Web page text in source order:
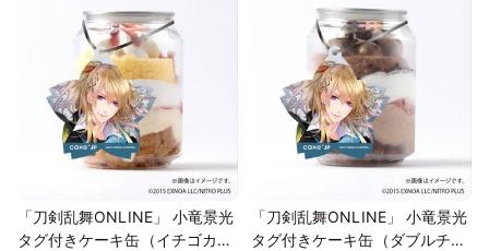
「刀剣乱舞ONLINE」 小竜景光
タグ付きケーキ缶（イチゴカス
「刀剣乱舞ONLINE」 小竜景光
タグ付きケーキ缶（ダブルチョ